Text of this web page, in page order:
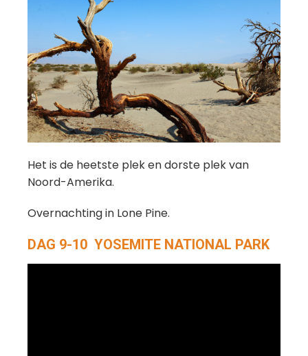
Het is de heetste plek en dorste plek van
Noord-Amerika.
Overnachting in Lone Pine.
DAG 9-10 YOSEMITE NATIONAL PARK